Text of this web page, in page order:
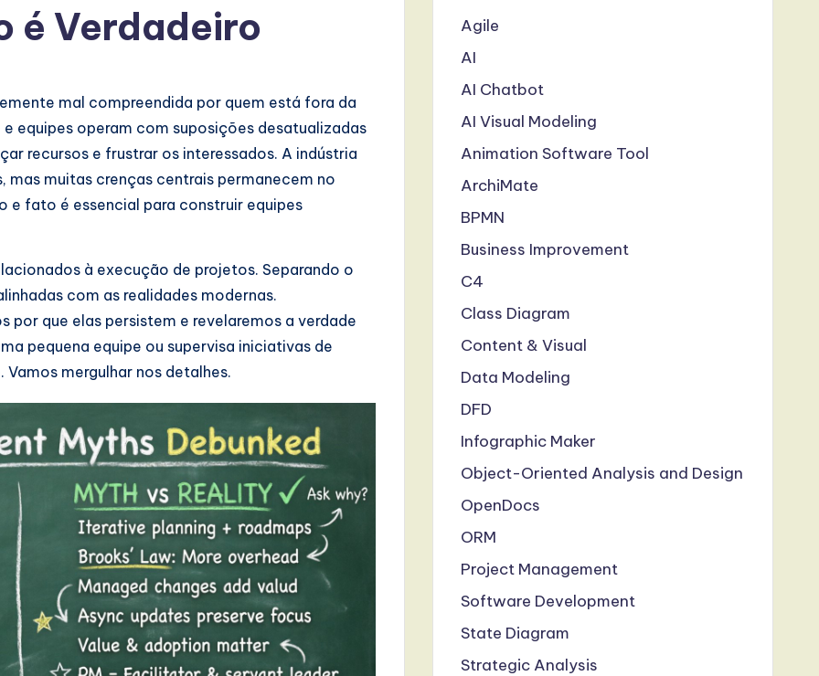
é Verdadeiro
mal compreendida por quem está fora da
equipes operam com suposições desatualizadas
recursos e frustrar os interessados. A indústria
muitas crenças centrais permanecem no
e fato é essencial para construir equipes
à execução de projetos. Separando o
com as realidades modernas.
por que elas persistem e revelaremos a verdade
pequena equipe ou supervisa iniciativas de
mergulhar nos detalhes.
Agile
AI
AI Chatbot
AI Visual Modeling
Animation Software Tool
ArchiMate
BPMN
Business Improvement
C4
Class Diagram
Content & Visual
Data Modeling
DFD
Infographic Maker
Object-Oriented Analysis and Design
OpenDocs
ORM
Project Management
Software Development
State Diagram
Strategic Analysis